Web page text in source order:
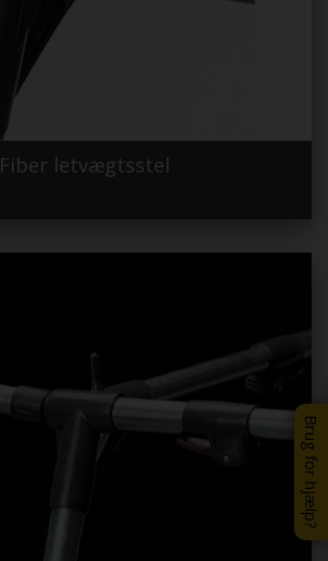
Brug for hjælp?
Fiber letvægtsstel